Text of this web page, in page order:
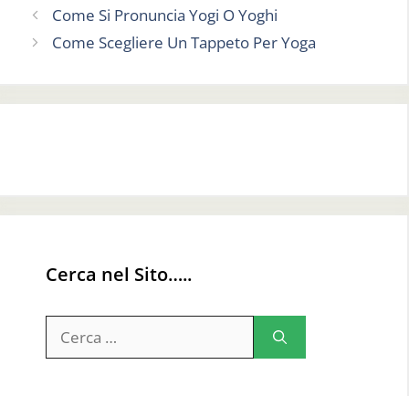
Come Si Pronuncia Yogi O Yoghi
Come Scegliere Un Tappeto Per Yoga
Cerca nel Sito…..
per: